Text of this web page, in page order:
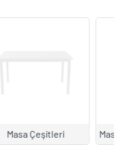
Masa Sandalye Takımları